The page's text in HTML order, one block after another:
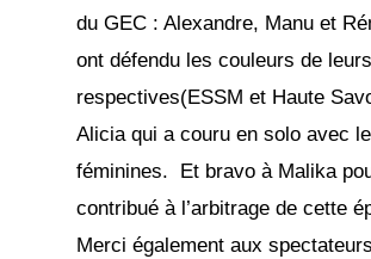
du GEC : Alexandre, Manu et
ont défendu les couleurs de
respectives(ESSM et Haute
Alicia qui a couru en solo avec
féminines. Et bravo à Malika
contribué à l’arbitrage de cette
Merci également aux